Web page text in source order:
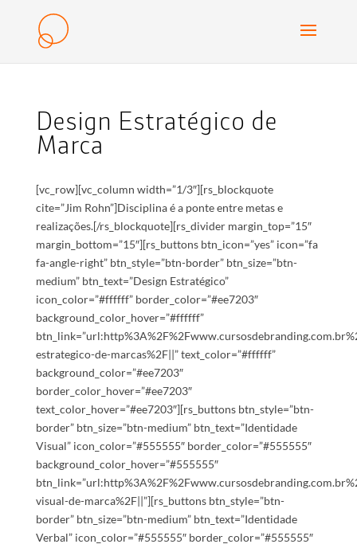
Design Estratégico de
Marca
[vc_row][vc_column width=”1/3″][rs_blockquote
cite=”Jim Rohn”]Disciplina é a ponte entre metas e
realizações.[/rs_blockquote][rs_divider margin_top=”15″
margin_bottom=”15″][rs_buttons btn_icon=”yes” icon=”fa
fa-angle-right” btn_style=”btn-border” btn_size=”btn-
medium” btn_text=”Design Estratégico”
icon_color=”#ffffff” border_color=”#ee7203″
background_color_hover=”#ffffff”
estrategico-de-marcas%2F||” text_color=”#ffffff”
background_color=”#ee7203″
border_color_hover=”#ee7203″
text_color_hover=”#ee7203″][rs_buttons btn_style=”btn-
border” btn_size=”btn-medium” btn_text=”Identidade
Visual” icon_color=”#555555″ border_color=”#555555″
background_color_hover=”#555555″
visual-de-marca%2F||”][rs_buttons btn_style=”btn-
border” btn_size=”btn-medium” btn_text=”Identidade
Verbal” icon_color=”#555555″ border_color=”#555555″